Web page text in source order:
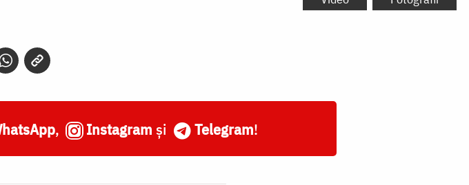
, Instagram și Telegram!